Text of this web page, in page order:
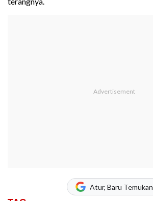
Atur, Baru Temukan